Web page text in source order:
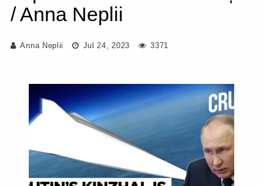
/ Anna Neplii
Anna Neplii Jul 24, 2023 3371